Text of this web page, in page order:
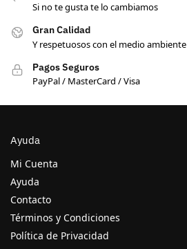
Si no te gusta te lo cambiamos
Gran Calidad
Y respetuosos con el medio ambiente
Pagos Seguros
PayPal / MasterCard / Visa
Ayuda
Mi Cuenta
Ayuda
Contacto
Términos y Condiciones
Política de Privacidad